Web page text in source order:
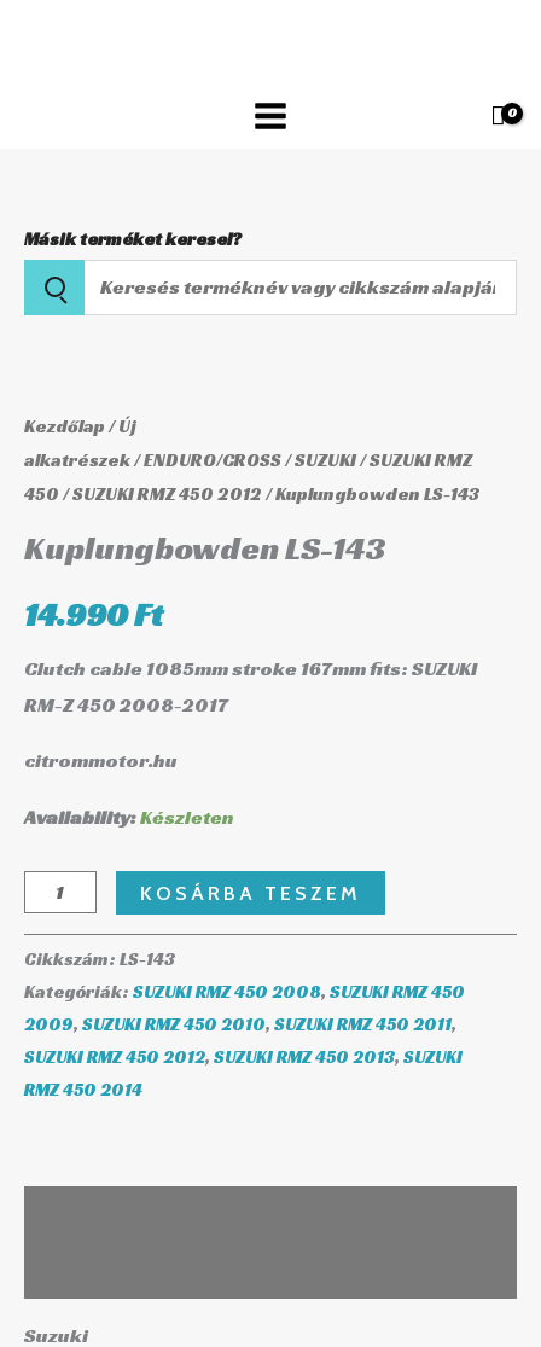
Másik terméket keresel?
Keresés
terméknév
alapján
Kezdőlap/Új
alkatrészek/ENDURO/CROSS/SUZUKI/SUZUKI RMZ
450/SUZUKI RMZ 450 2012/ Kuplungbowden LS-143
Kuplungbowden LS-143
14.990Ft
Clutch cable 1085mm stroke 167mm fits: SUZUKI
RM-Z 450 2008-2017
citrommotor.hu
Availability:Készleten
143
mennyiség
KOSÁRBA TESZEM
Cikkszám: LS-143
Kategóriák: SUZUKI RMZ 450 2008, SUZUKI RMZ 450
2009, SUZUKI RMZ 450 2010, SUZUKI RMZ 450 2011,
SUZUKI RMZ 450 2012, SUZUKI RMZ 450 2013, SUZUKI
RMZ 450 2014
Suzuki